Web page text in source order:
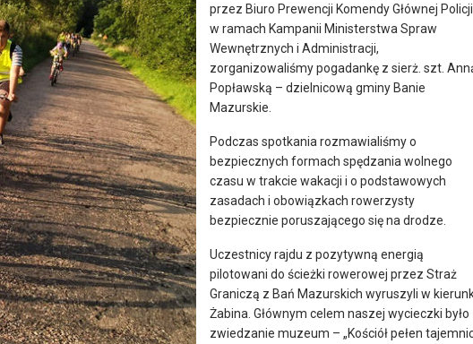
przez Biuro Prewencji Komendy Głównej Policji
w ramach Kampanii Ministerstwa Spraw
Wewnętrznych i Administracji,
zorganizowaliśmy pogadankę z sierż. szt.
Popławską – dzielnicową gminy Banie
Mazurskie.
Podczas spotkania rozmawialiśmy o
bezpiecznych formach spędzania wolnego
czasu w trakcie wakacji i o podstawowych
zasadach i obowiązkach rowerzysty
bezpiecznie poruszającego się na drodze.
Uczestnicy rajdu z pozytywną energią
pilotowani do ścieżki rowerowej przez Straż
Graniczą z Bań Mazurskich wyruszyli w
Żabina. Głównym celem naszej wycieczki było
zwiedzanie muzeum – „Kościół pełen